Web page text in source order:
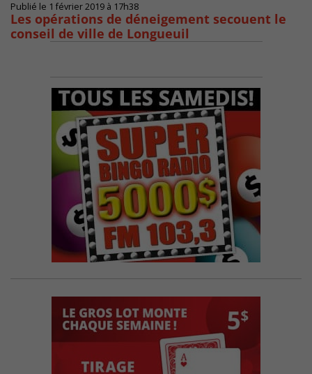
Publié le 1 février 2019 à 17h38
Les opérations de déneigement secouent le
conseil de ville de Longueuil